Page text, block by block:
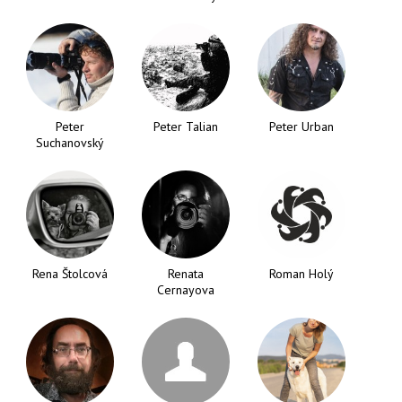
Peter
Suchanovský
Peter Talian Peter Urban
Rena Štolcová
Renata
Cernayova
Roman Holý